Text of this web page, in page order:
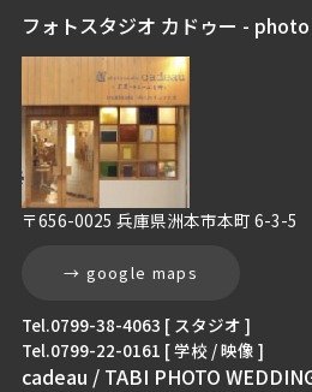
フォトスタジオ カドゥー -
〒656-0025 兵庫県洲本市本町 6-3-5
→ google maps
Tel.0799-38-4063 [ スタジオ ]
Tel.0799-22-0161 [ 学校 / 映像 ]
cadeau / TABI PHOTO